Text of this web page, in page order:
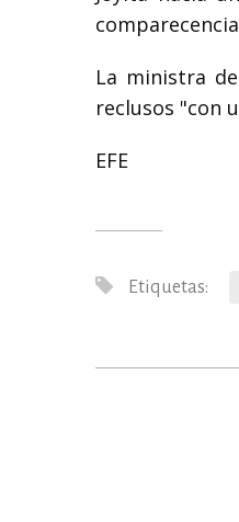
La ministra
reclusos "con
EFE
Etiquetas: